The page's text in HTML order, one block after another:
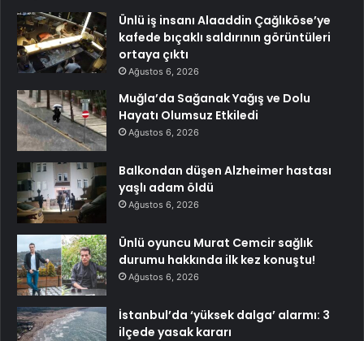
Ünlü iş insanı Alaaddin Çağlıköse’ye
kafede bıçaklı saldırının görüntüleri
ortaya çıktı
Ağustos 6, 2026
Muğla’da Sağanak Yağış ve Dolu
Hayatı Olumsuz Etkiledi
Ağustos 6, 2026
Balkondan düşen Alzheimer hastası
yaşlı adam öldü
Ağustos 6, 2026
Ünlü oyuncu Murat Cemcir sağlık
durumu hakkında ilk kez konuştu!
Ağustos 6, 2026
İstanbul’da ‘yüksek dalga’ alarmı: 3
ilçede yasak kararı